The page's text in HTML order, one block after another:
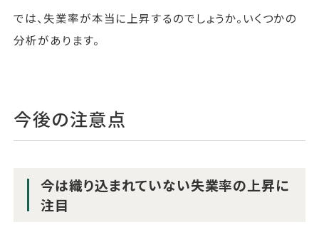
では、失業率が本当に上昇するのでしょうか。いくつかの
分析があります。
今後の注意点
今は織り込まれていない失業率の上昇に
注目